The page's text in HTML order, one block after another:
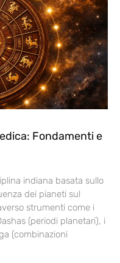
Fondamenti e
indiana basata sullo
dei pianeti sul
strumenti come i
(periodi planetari), i
(combinazioni